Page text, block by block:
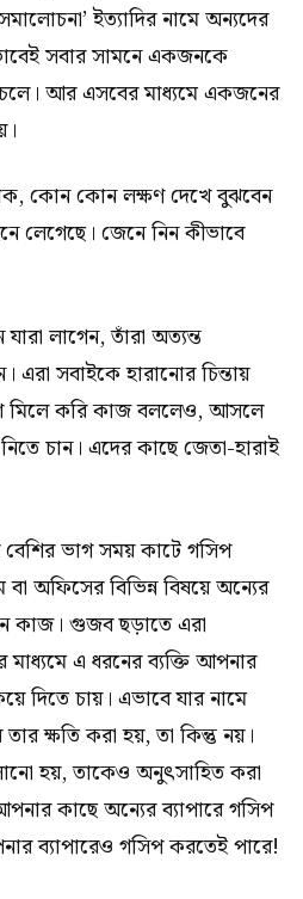
ইত্যাদির নামে অন্যদের
সবার সামনে একজনকে
চলে। আর এসবের মাধ্যমে একজনের
কোন কোন লক্ষণ দেখে বুঝবেন
জেনে নিন কীভাবে
লাগেন, তাঁরা অত্যন্ত
এরা সবাইকে হারানোর চিন্তায়
মিলে করি কাজ বললেও, আসলে
চান। এদের কাছে জেতা-হারাই
ভাগ সময় কাটে গসিপ
বা অফিসের বিভিন্ন বিষয়ে অন্যের
কাজ। গুজব ছড়াতে এরা
এ ধরনের ব্যক্তি আপনার
দিতে চায়। এভাবে যার নামে
ক্ষতি করা হয়, তা কিন্তু নয়।
হয়, তাকেও অনুৎসাহিত করা
কাছে অন্যের ব্যাপারে গসিপ
ব্যাপারেও গসিপ করতেই পারে!